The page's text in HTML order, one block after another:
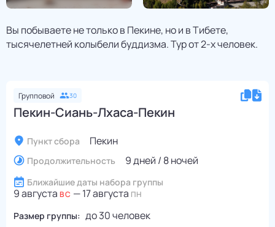
Вы побываете не только в Пекине, но и в Тибете,
тысячелетней колыбели буддизма. Тур от 2-х человек.
Групповой 30
Пекин-Сиань-Лхаса-Пекин
Пункт сбора Пекин
Продолжительность 9 дней / 8 ночей
Ближайшие даты набора группы
9 августа ВС —17 августа ПН
Размер группы: до30человек